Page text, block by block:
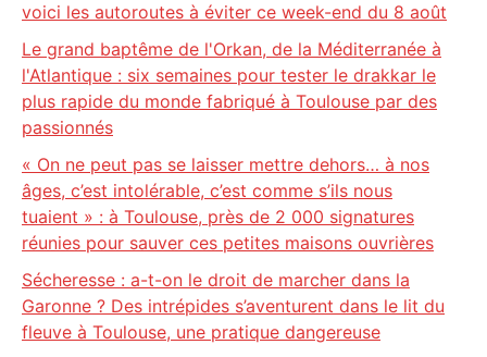
voici les autoroutes à éviter ce week-end du 8 août
Le grand baptême de l'Orkan, de la Méditerranée à
l'Atlantique : six semaines pour tester le drakkar le
plus rapide du monde fabriqué à Toulouse par des
passionnés
« On ne peut pas se laisser mettre dehors… à nos
âges, c’est intolérable, c’est comme s’ils nous
tuaient » : à Toulouse, près de 2 000 signatures
réunies pour sauver ces petites maisons ouvrières
Sécheresse : a-t-on le droit de marcher dans la
Garonne ? Des intrépides s’aventurent dans le lit du
fleuve à Toulouse, une pratique dangereuse